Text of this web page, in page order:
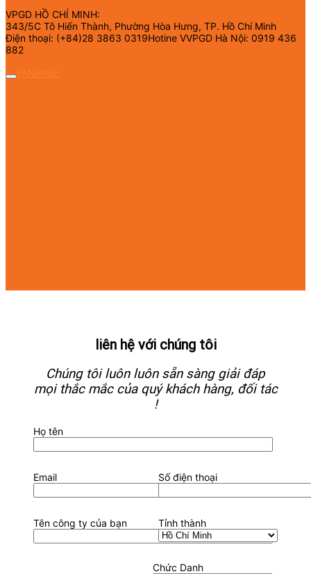
VPGD HỒ CHÍ MINH:
343/5C Tô Hiến Thành, Phường Hòa Hưng, TP. Hồ Chí Minh
Điện thoại: (+84)28 3863 0319Hotine VVPGD Hà Nội: 0919 436
882
liên hệ với chúng tôi
Chúng tôi luôn luôn sẵn sàng giải đáp
mọi thắc mắc của quý khách hàng, đối tác
!
Họ tên
Email Số điện thoại
Tên công ty của bạn Tỉnh thành
Chức Danh